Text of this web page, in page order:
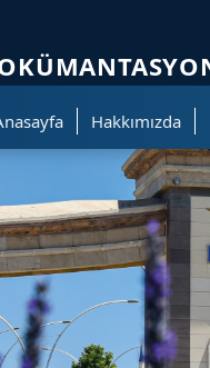
Hakkımızda